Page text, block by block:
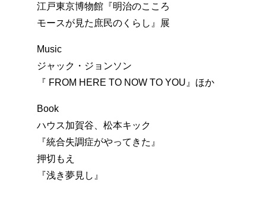
江戸東京博物館『明治のこころ
モースが見た庶民のくらし』展
Music
ジャック・ジョンソン
『 FROM HERE TO NOW TO YOU』ほか
Book
ハウス加賀谷、松本キック
『統合失調症がやってきた』
押切もえ
『浅き夢見し』